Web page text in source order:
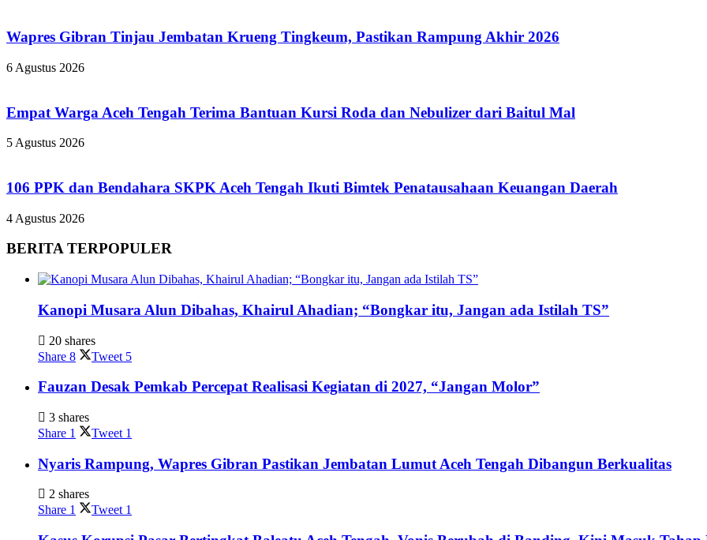
Wapres Gibran Tinjau Jembatan Krueng Tingkeum, Pastikan Rampung Akhir 2026
6 Agustus 2026
Empat Warga Aceh Tengah Terima Bantuan Kursi Roda dan Nebulizer dari Baitul Mal
5 Agustus 2026
106 PPK dan Bendahara SKPK Aceh Tengah Ikuti Bimtek Penatausahaan Keuangan Daerah
4 Agustus 2026
BERITA TERPOPULER
Kanopi Musara Alun Dibahas, Khairul Ahadian; “Bongkar itu, Jangan ada Istilah TS”
20 shares
Share 8 Tweet 5
Fauzan Desak Pemkab Percepat Realisasi Kegiatan di 2027, “Jangan Molor”
3 shares
Share 1 Tweet 1
Nyaris Rampung, Wapres Gibran Pastikan Jembatan Lumut Aceh Tengah Dibangun Berkualitas
2 shares
Share 1 Tweet 1